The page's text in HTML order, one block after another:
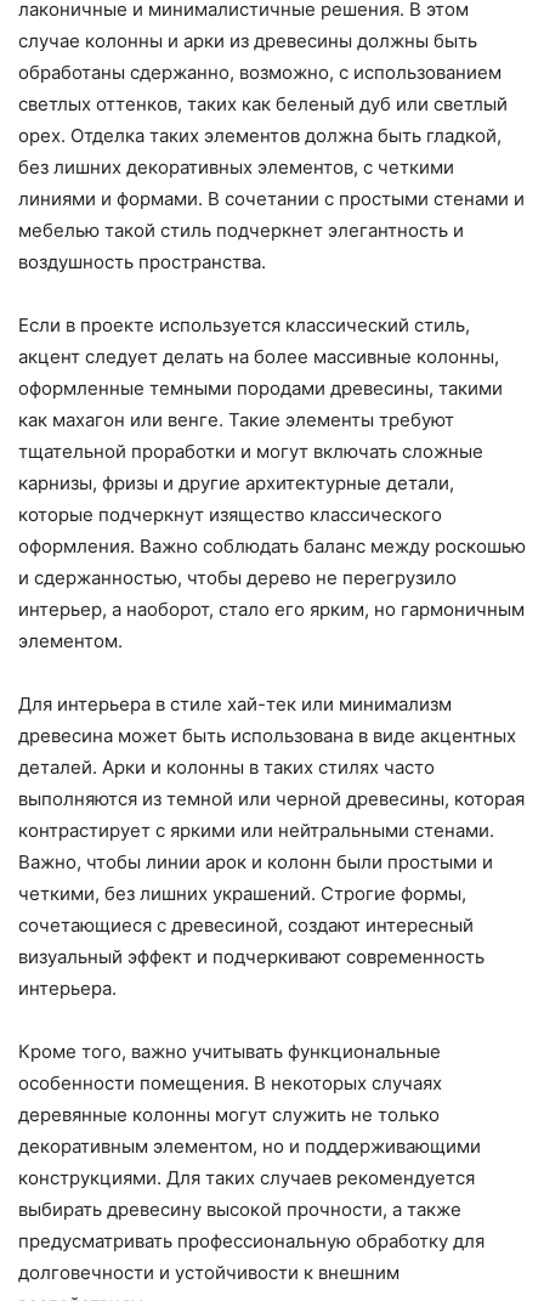
лаконичные и минималистичные решения. В этом
случае колонны и арки из древесины должны быть
обработаны сдержанно, возможно, с использованием
светлых оттенков, таких как беленый дуб или светлый
орех. Отделка таких элементов должна быть гладкой,
без лишних декоративных элементов, с четкими
линиями и формами. В сочетании с простыми стенами и
мебелью такой стиль подчеркнет элегантность и
воздушность пространства.
Если в проекте используется классический стиль,
акцент следует делать на более массивные колонны,
оформленные темными породами древесины, такими
как махагон или венге. Такие элементы требуют
тщательной проработки и могут включать сложные
карнизы, фризы и другие архитектурные детали,
которые подчеркнут изящество классического
оформления. Важно соблюдать баланс между роскошью
и сдержанностью, чтобы дерево не перегрузило
интерьер, а наоборот, стало его ярким, но гармоничным
элементом.
Для интерьера в стиле хай-тек или минимализм
древесина может быть использована в виде акцентных
деталей. Арки и колонны в таких стилях часто
выполняются из темной или черной древесины, которая
контрастирует с яркими или нейтральными стенами.
Важно, чтобы линии арок и колонн были простыми и
четкими, без лишних украшений. Строгие формы,
сочетающиеся с древесиной, создают интересный
визуальный эффект и подчеркивают современность
интерьера.
Кроме того, важно учитывать функциональные
особенности помещения. В некоторых случаях
деревянные колонны могут служить не только
декоративным элементом, но и поддерживающими
конструкциями. Для таких случаев рекомендуется
выбирать древесину высокой прочности, а также
предусматривать профессиональную обработку для
долговечности и устойчивости к внешним